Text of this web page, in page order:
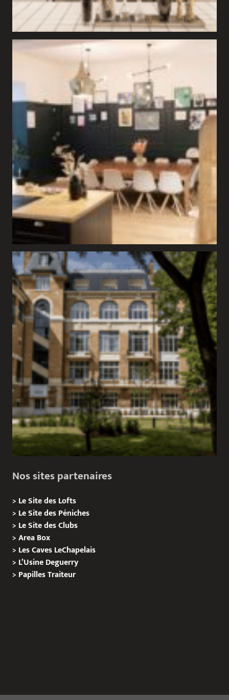
Nos sites partenaires
> Le Site des Lofts
> Le Site des Péniches
> Le Site des Clubs
>Area Box
> Les Caves LeChapelais
> L’Usine Deguerry
> PapillesTraiteur